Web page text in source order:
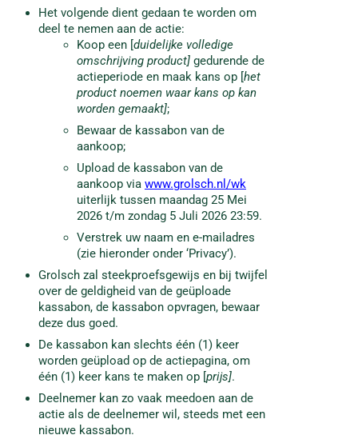
Het volgende dient gedaan te worden om
deel te nemen aan de actie:
Koop een [duidelijke volledige
omschrijving product] gedurende de
actieperiode en maak kans op [het
product noemen waar kans op kan
worden gemaakt];
Bewaar de kassabon van de
aankoop;
Upload de kassabon van de
aankoop via www.grolsch.nl/wk
uiterlijk tussen maandag 25 Mei
2026 t/m zondag 5 Juli 2026 23:59.
Verstrek uw naam en e-mailadres
(zie hieronder onder ‘Privacy’).
Grolsch zal steekproefsgewijs en bij twijfel
over de geldigheid van de geüploade
kassabon, de kassabon opvragen, bewaar
deze dus goed.
De kassabon kan slechts één (1) keer
worden geüpload op de actiepagina, om
één (1) keer kans te maken op [prijs].
Deelnemer kan zo vaak meedoen aan de
actie als de deelnemer wil, steeds met een
nieuwe kassabon.